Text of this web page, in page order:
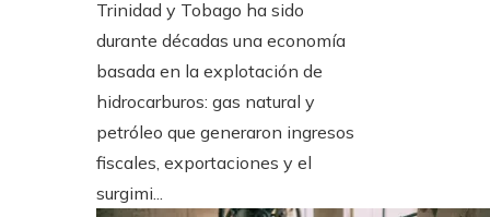
Trinidad y Tobago ha sido
durante décadas una economía
basada en la explotación de
hidrocarburos: gas natural y
petróleo que generaron ingresos
fiscales, exportaciones y el
surgimi...